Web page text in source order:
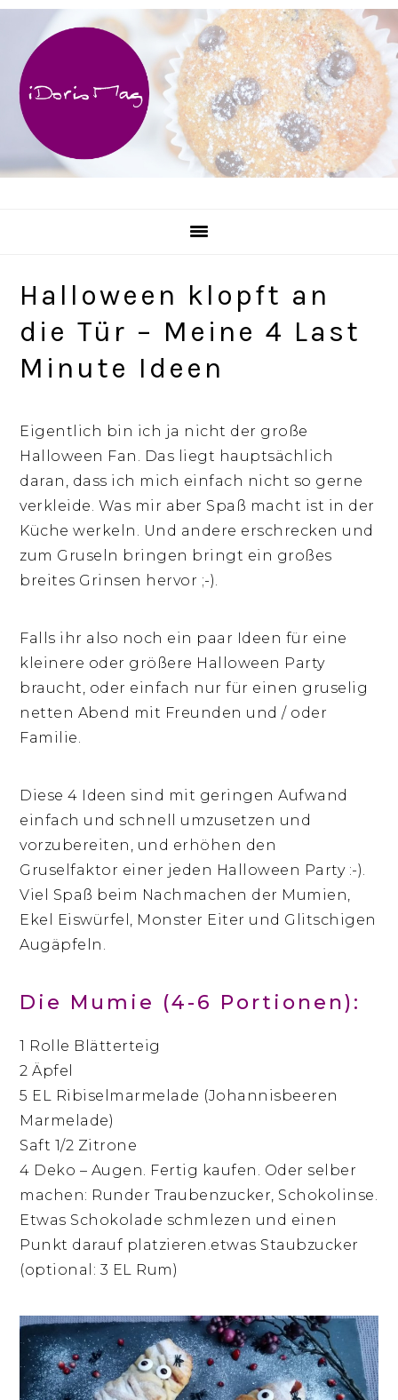
Skip
primary
navigation
Skip
main
content
Skip
primary
sidebar
Skip
footer
Halloween klopft an
die Tür – Meine 4 Last
Minute Ideen
Eigentlich bin ich ja nicht der große
Halloween Fan. Das liegt hauptsächlich
daran, dass ich mich einfach nicht so gerne
verkleide. Was mir aber Spaß macht ist in der
Küche werkeln. Und andere erschrecken und
zum Gruseln bringen bringt ein großes
breites Grinsen hervor ;-).
Falls ihr also noch ein paar Ideen für eine
kleinere oder größere Halloween Party
braucht, oder einfach nur für einen gruselig
netten Abend mit Freunden und / oder
Familie.
Diese 4 Ideen sind mit geringen Aufwand
einfach und schnell umzusetzen und
vorzubereiten, und erhöhen den
Gruselfaktor einer jeden Halloween Party :-).
Viel Spaß beim Nachmachen der Mumien,
Ekel Eiswürfel, Monster Eiter und Glitschigen
Augäpfeln.
Die Mumie (4-6 Portionen):
1 Rolle Blätterteig
2 Äpfel
5 EL Ribiselmarmelade (Johannisbeeren
Marmelade)
Saft 1/2 Zitrone
4 Deko – Augen. Fertig kaufen. Oder selber
machen: Runder Traubenzucker, Schokolinse.
Etwas Schokolade schmlezen und einen
Punkt darauf platzieren.etwas Staubzucker
(optional: 3 EL Rum)